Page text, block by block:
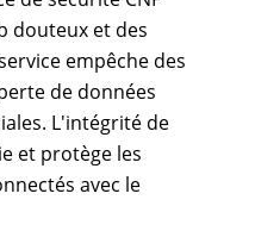
douteux et des
empêche des
de données
L'intégrité de
et protège les
avec le